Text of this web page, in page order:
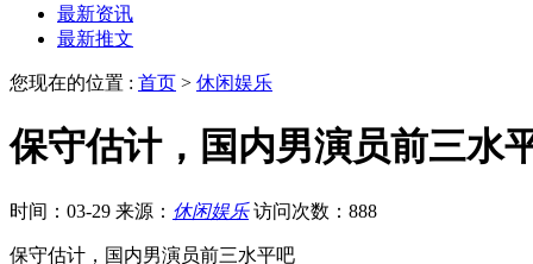
最新资讯
最新推文
您现在的位置 : 首页 > 休闲娱乐
保守估计，国内男演员前三水
时间：03-29 来源： 休闲娱乐 访问次数：888
保守估计，国内男演员前三水平吧